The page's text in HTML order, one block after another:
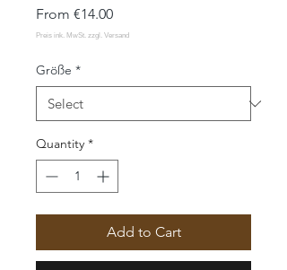
From €14.00Sale
Price
Größe *
Quantity *
Add to Cart